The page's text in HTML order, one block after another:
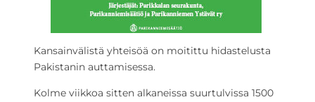
Kansainvälistä yhteisöä on moitittu hidastelusta
Pakistanin auttamisessa.
Kolme viikkoa sitten alkaneissa suurtulvissa 1500